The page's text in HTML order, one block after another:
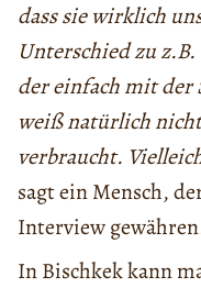
dass sie wirklich
Unterschied zu
der einfach mit der
weiß natürlich
verbraucht.
sagt ein Mensch,
Interview
In Bischkek kann